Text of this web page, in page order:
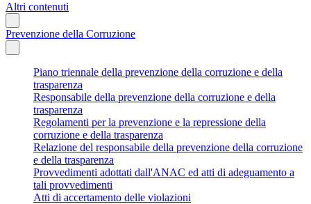
Altri contenuti
Prevenzione della Corruzione
Piano triennale della prevenzione della corruzione e della
trasparenza
Responsabile della prevenzione della corruzione e della
trasparenza
Regolamenti per la prevenzione e la repressione della
corruzione e della trasparenza
Relazione del responsabile della prevenzione della corruzione
e della trasparenza
Provvedimenti adottati dall'ANAC ed atti di adeguamento a
tali provvedimenti
Atti di accertamento delle violazioni